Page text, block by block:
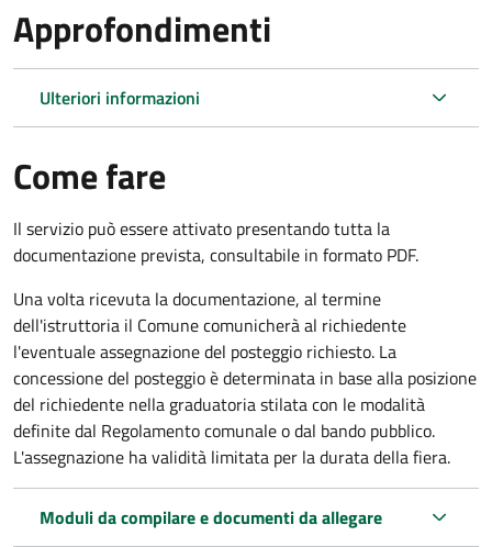
Approfondimenti
Ulteriori informazioni
Come fare
Il servizio può essere attivato presentando tutta la
documentazione prevista, consultabile in formato PDF.
Una volta ricevuta la documentazione, al termine
dell'istruttoria il Comune comunicherà al richiedente
l'eventuale assegnazione del posteggio richiesto. La
concessione del posteggio è determinata in base alla posizione
del richiedente nella graduatoria stilata con le modalità
definite dal Regolamento comunale o dal bando pubblico.
L'assegnazione ha validità limitata per la durata della fiera.
Moduli da compilare e documenti da allegare